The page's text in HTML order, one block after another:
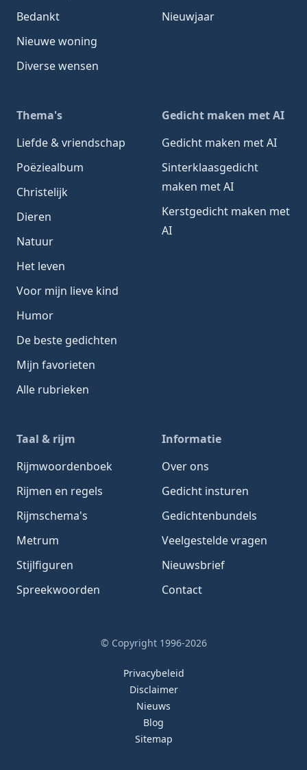
Bedankt
Nieuwe woning
Diverse wensen
Nieuwjaar
Thema's
Liefde & vriendschap
Poëziealbum
Christelijk
Dieren
Natuur
Het leven
Voor mijn lieve kind
Humor
De beste gedichten
Mijn favorieten
Alle rubrieken
Gedicht maken met AI
Gedicht maken met AI
Sinterklaasgedicht
maken met AI
Kerstgedicht maken met
AI
Taal & rijm
Rijmwoordenboek
Rijmen en regels
Rijmschema's
Metrum
Stijlfiguren
Spreekwoorden
Informatie
Over ons
Gedicht insturen
Gedichtenbundels
Veelgestelde vragen
Nieuwsbrief
Contact
© Copyright 1996-2026
Privacybeleid
Disclaimer
Nieuws
Blog
Sitemap